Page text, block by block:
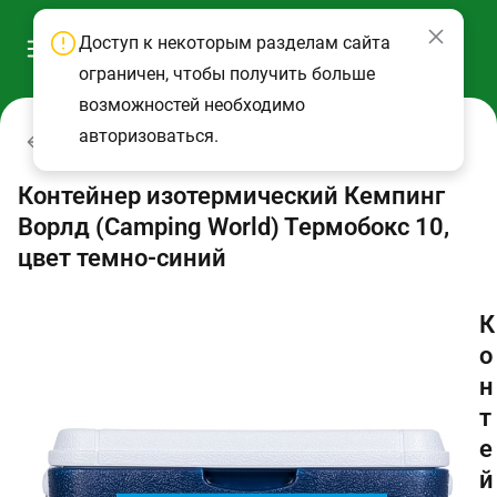
Термоконтейнеры
Контейнер изотермический Кемпинг
Ворлд (Camping World) Термобокс 10,
цвет темно-синий
К
о
н
т
е
й
Доступ к некоторым разделам сайта
ограничен, чтобы получить больше
возможностей необходимо
авторизоваться.